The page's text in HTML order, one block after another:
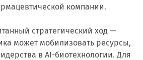
компании.
стратегический ход —
может мобилизовать ресурсы,
в AI-биотехнологии. Для